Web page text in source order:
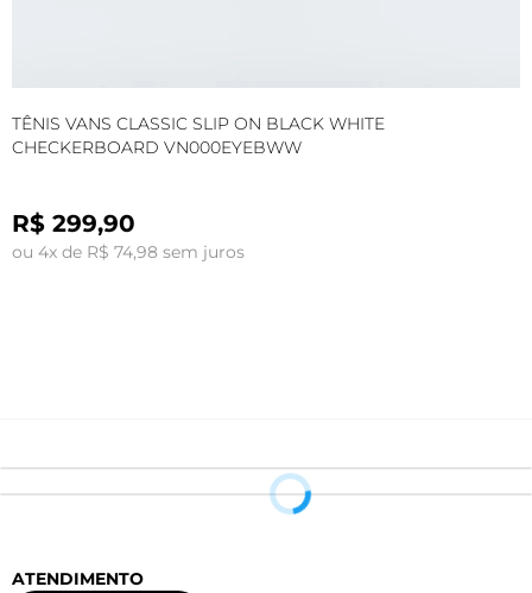
TÊNIS VANS CLASSIC SLIP ON BLACK WHITE
CHECKERBOARD VN000EYEBWW
R$ 299,90
ou 4x de R$ 74,98 sem juros
ATENDIMENTO